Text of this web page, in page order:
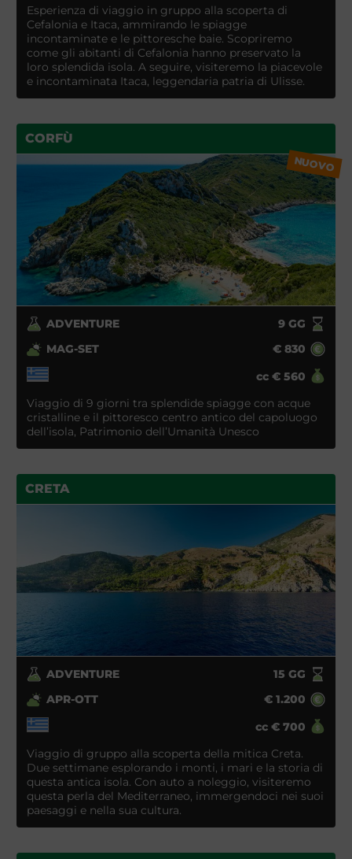
Esperienza di viaggio in gruppo alla scoperta di
Cefalonia e Itaca, ammirando le spiagge
incontaminate e le pittoresche baie. Scopriremo
come gli abitanti di Cefalonia hanno preservato la
loro splendida isola. A seguire, visiteremo la piacevole
e incontaminata Itaca, leggendaria patria di Ulisse.
CORFÙ
NUOVO
ADVENTURE 9GG
MAG-SET
€ 830
cc € 560
Viaggio di 9 giorni tra splendide spiagge con acque
cristalline e il pittoresco centro antico del capoluogo
dell’isola, Patrimonio dell’Umanità Unesco
CRETA
ADVENTURE 15 GG
APR-OTT
€ 1.200
cc € 700
Viaggio di gruppo alla scoperta della mitica Creta.
Due settimane esplorando i monti, i mari e la storia di
questa antica isola. Con auto a noleggio, visiteremo
questa perla del Mediterraneo, immergendoci nei suoi
paesaggi e nella sua cultura.